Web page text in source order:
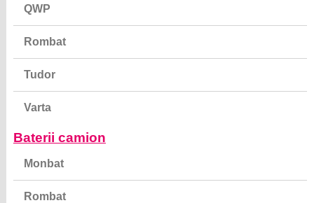
QWP
Rombat
Tudor
Varta
Baterii camion
Monbat
Rombat